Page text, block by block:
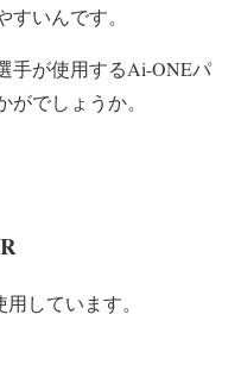
いんです。
手が使用するAi-ONEパ
でしょうか。
用しています。